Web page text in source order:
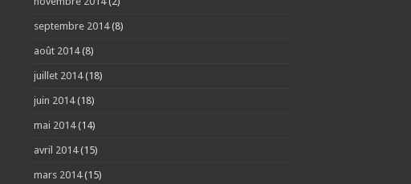
septembre 2014(8)
août 2014(8)
juillet 2014(18)
juin 2014(18)
mai 2014(14)
avril 2014(15)
mars 2014(15)